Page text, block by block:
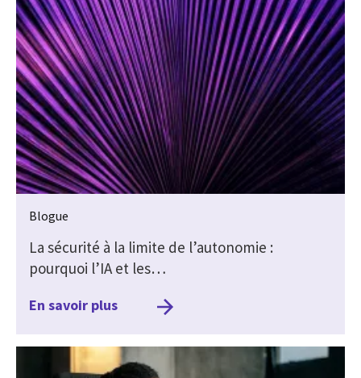
Blogue
La sécurité à la limite de l’autonomie :
pourquoi l’IA et les…
En savoir plus